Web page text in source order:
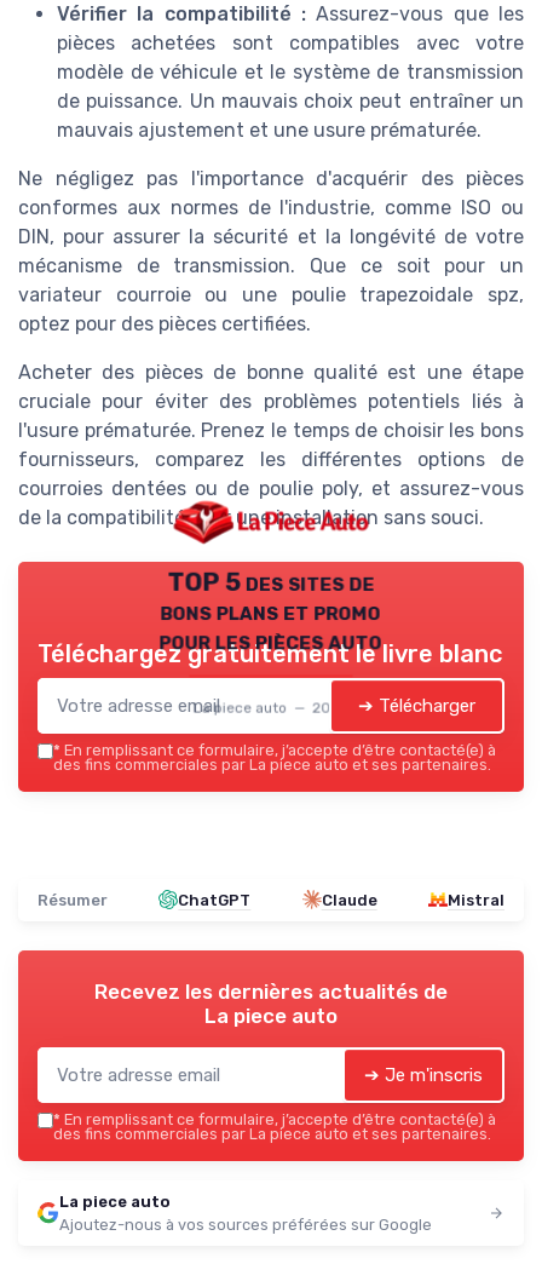
Vérifier la compatibilité : Assurez-vous que les
pièces achetées sont compatibles avec votre
modèle de véhicule et le système de transmission
de puissance. Un mauvais choix peut entraîner un
mauvais ajustement et une usure prématurée.
Ne négligez pas l'importance d'acquérir des pièces
conformes aux normes de l'industrie, comme ISO ou
DIN, pour assurer la sécurité et la longévité de votre
mécanisme de transmission. Que ce soit pour un
variateur courroie ou une poulie trapezoidale spz,
optez pour des pièces certifiées.
Acheter des pièces de bonne qualité est une étape
cruciale pour éviter des problèmes potentiels liés à
l'usure prématurée. Prenez le temps de choisir les bons
fournisseurs, comparez les différentes options de
courroies dentées ou de poulie poly, et assurez-vous
de la compatibilité pour une installation sans souci.
TOP 5 des sites de
bons plans et promo
pour les pièces auto
La piece auto — 2026
Téléchargez gratuitement le livre blanc
➔ Télécharger
* En remplissant ce formulaire, j’accepte d’être contacté(e) à
des fins commerciales par La piece auto et ses partenaires.
Résumer ChatGPT Claude Mistral
Recevez les dernières actualités de
La piece auto
➔ Je m'inscris
* En remplissant ce formulaire, j’accepte d’être contacté(e) à
des fins commerciales par La piece auto et ses partenaires.
La piece auto
Ajoutez-nous à vos sources préférées sur Google